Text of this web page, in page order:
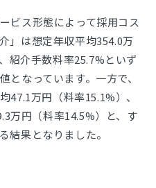
ビス形態によって採用コス
」は想定年収平均354.0万
紹介手数料率25.7%といず
となっています。一方で、
47.1万円（料率15.1%）、
万円（料率14.5%）と、す
結果となりました。